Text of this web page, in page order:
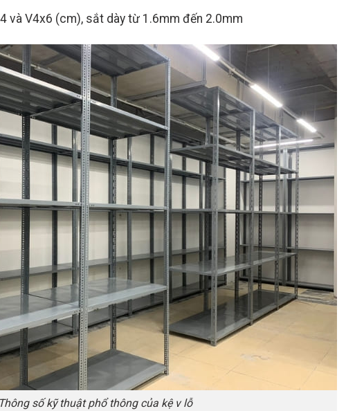
và V4x6 (cm), sắt dày từ 1.6mm đến 2.0mm
Thông số kỹ thuật phổ thông của kệ v lỗ